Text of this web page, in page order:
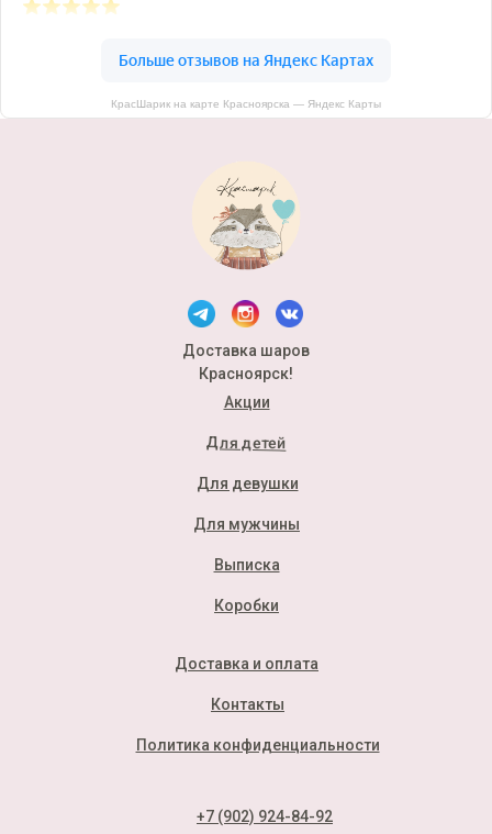
КрасШарик на карте Красноярска — Яндекс Карты
Доставка шаров
Красноярск!
Акции
Для детей
Для девушки
Для мужчины
Выписка
Коробки
Политика конфиденциальности
Доставка и оплата
Контакты
+7 (902) 924-84-92